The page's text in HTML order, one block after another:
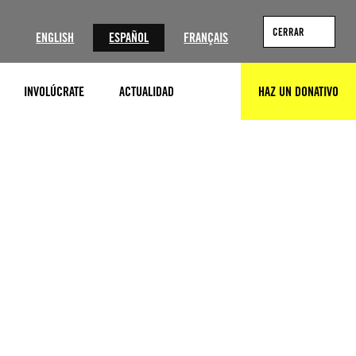
ENGLISH ESPAÑOL FRANÇAIS CERRAR
INVOLÚCRATE ACTUALIDAD HAZ UN DONATIVO